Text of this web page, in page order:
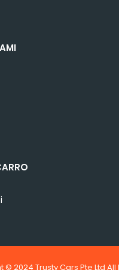
© 2024 Trusty Cars Pte Ltd All